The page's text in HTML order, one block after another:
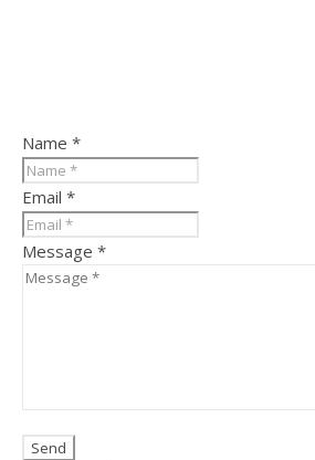
Name *
Email *
Message *